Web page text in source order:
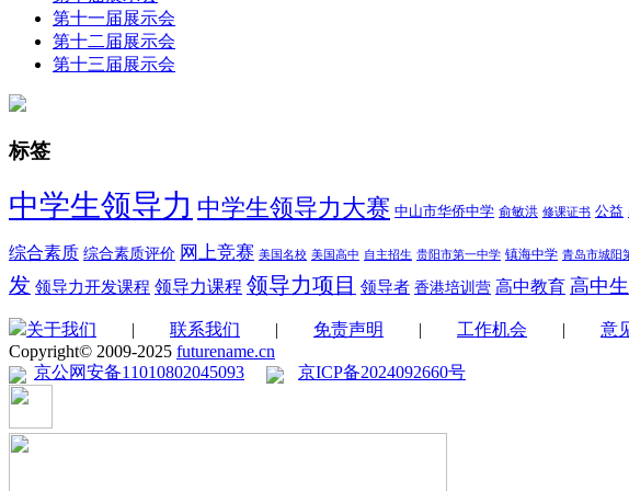
第十一届展示会
第十二届展示会
第十三届展示会
标签
中学生领导力 中学生领导力大赛 中山市华侨中学 俞敏洪 修课证书 公益
综合素质 综合素质评价 网上竞赛 美国名校 美国高中 自主招生 贵阳市第一中学 镇海中学 青岛市城阳
发 领导力开发课程 领导力课程 领导力项目 领导者 香港培训营 高中教育 高中生
关于我们 | 联系我们 | 免责声明 | 工作机会 | 意
Copyright© 2009-2025 futurename.cn
京公网安备11010802045093
京ICP备2024092660号